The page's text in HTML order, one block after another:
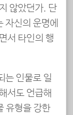
않았던가. 단
자신의 운명에
서 타인의 행
는 인물로 일
서도 언급해
유형을 강한